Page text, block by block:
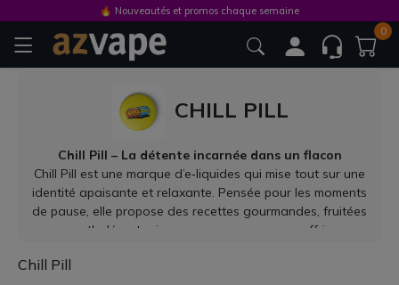
0
CHILL PILL
Chill Pill – La détente incarnée dans un flacon
Chill Pill est une marque d’e‑liquides qui mise tout sur une
identité apaisante et relaxante. Pensée pour les moments
de pause, elle propose des recettes gourmandes, fruitées
ou mentholées, toujours conçues pour vous offrir une
Chill Pill
🔥 Nouveautés et promos chaque semaine